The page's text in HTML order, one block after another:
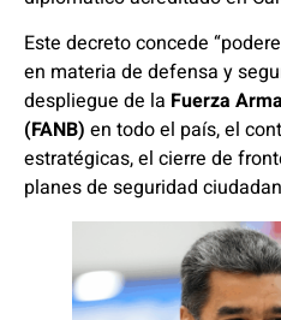
Este decreto concede
en materia de defensa y
despliegue de la Fuerza
(FANB) en todo el país, el
estratégicas, el cierre de
planes de seguridad